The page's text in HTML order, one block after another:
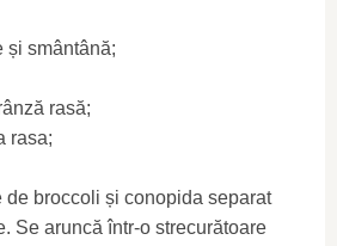
și smântână;
rasă;
rasa;
de broccoli și conopida separat
Se aruncă într-o strecurătoare